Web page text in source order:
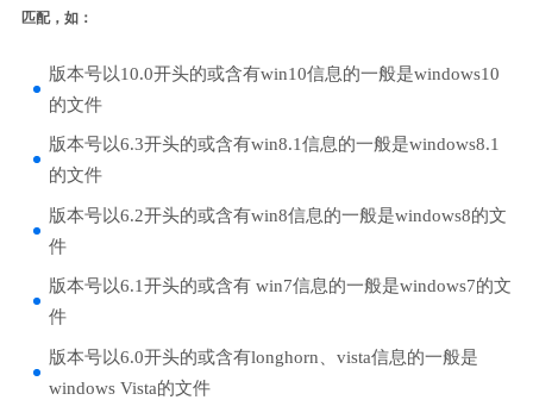
匹配，如：
版本号以10.0开头的或含有win10信息的一般是windows10
的文件
版本号以6.3开头的或含有win8.1信息的一般是windows8.1
的文件
版本号以6.2开头的或含有win8信息的一般是windows8的文
件
版本号以6.1开头的或含有 win7信息的一般是windows7的文
件
版本号以6.0开头的或含有longhorn、vista信息的一般是
windows Vista的文件